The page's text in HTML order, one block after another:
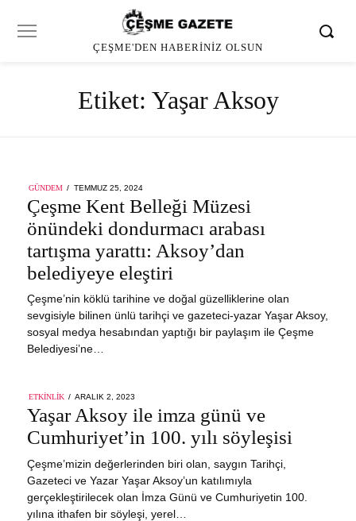
ÇEŞME'DEN HABERINIZ OLSUN
Etiket: Yaşar Aksoy
GÜNDEM
POSTED
TEMMUZ 25, 2024
Çeşme Kent Belleği Müzesi
önündeki dondurmacı arabası
tartışma yarattı: Aksoy’dan
belediyeye eleştiri
Çeşme’nin köklü tarihine ve doğal güzelliklerine olan
sevgisiyle bilinen ünlü tarihçi ve gazeteci-yazar Yaşar Aksoy,
sosyal medya hesabından yaptığı bir paylaşım ile Çeşme
Belediyesi’ne…
ETKINLIK
POSTED
ON
ARALIK 2, 2023
2,
2023
Yaşar Aksoy ile imza günü ve
Cumhuriyet’in 100. yılı söyleşisi
Çeşme’mizin değerlerinden biri olan, saygın Tarihçi,
Gazeteci ve Yazar Yaşar Aksoy’un katılımıyla
gerçekleştirilecek olan İmza Günü ve Cumhuriyetin 100.
yılına ithafen bir söyleşi, yerel…